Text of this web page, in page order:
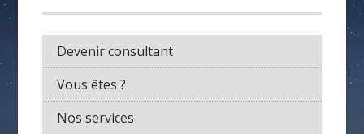
Devenir consultant
Vous êtes ?
Nos services